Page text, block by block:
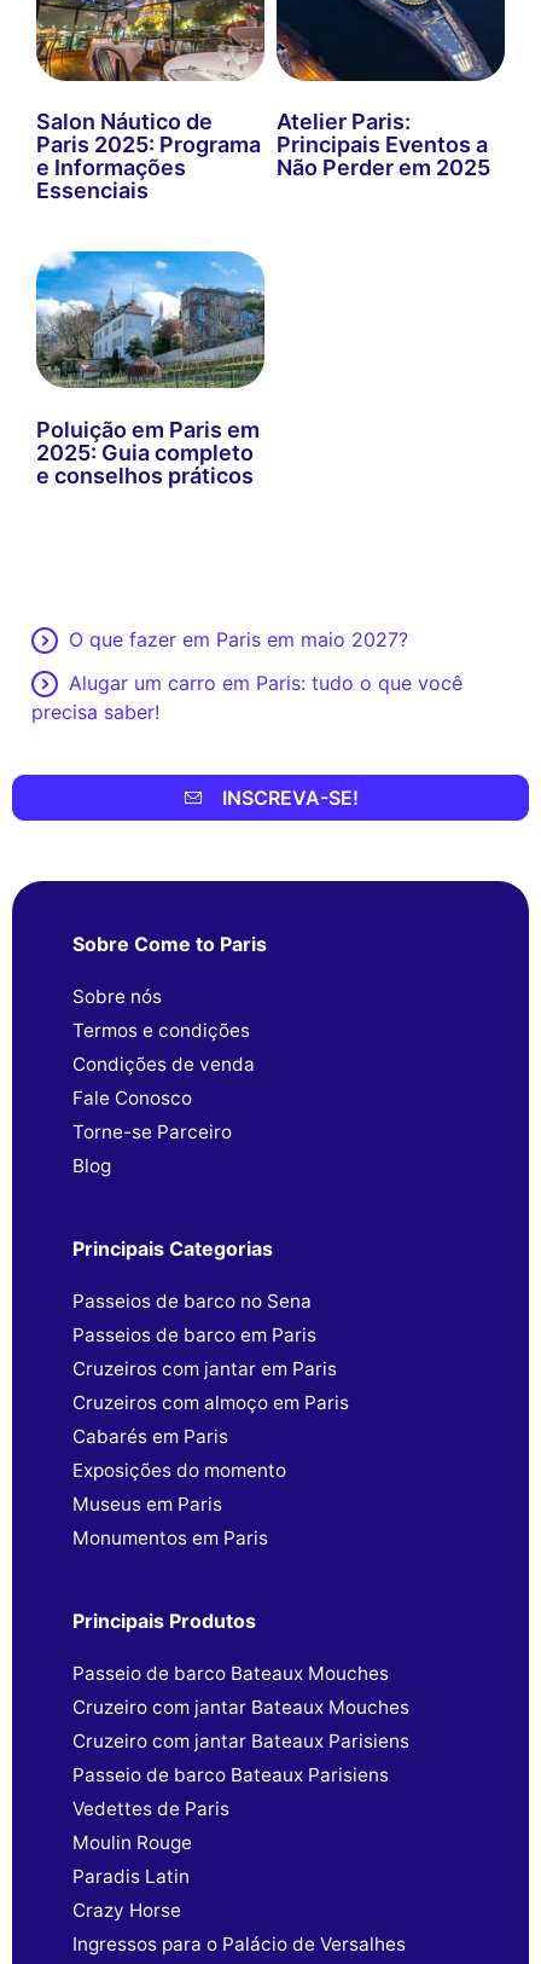
Salon Náutico de
Paris 2025: Programa
e Informações
Essenciais
Atelier Paris:
Principais Eventos a
Não Perder em 2025
Poluição em Paris em
2025: Guia completo
e conselhos práticos
O que fazer em Paris em maio 2027?
Alugar um carro em Paris: tudo o que você
precisa saber!
INSCREVA-SE!
Sobre Come to Paris
Sobre nós
Termos e condições
Condições de venda
Fale Conosco
Torne-se Parceiro
Blog
Principais Categorias
Passeios de barco no Sena
Passeios de barco em Paris
Cruzeiros com jantar em Paris
Cruzeiros com almoço em Paris
Cabarés em Paris
Exposições do momento
Museus em Paris
Monumentos em Paris
Principais Produtos
Passeio de barco Bateaux Mouches
Cruzeiro com jantar Bateaux Mouches
Cruzeiro com jantar Bateaux Parisiens
Passeio de barco Bateaux Parisiens
Vedettes de Paris
Moulin Rouge
Paradis Latin
Crazy Horse
Ingressos para o Palácio de Versalhes